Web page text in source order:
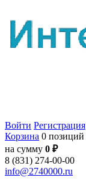
Войти Регистрация
Корзина 0 позиций
на сумму 0 ₽
8 (831) 274-00-00
info@2740000.ru